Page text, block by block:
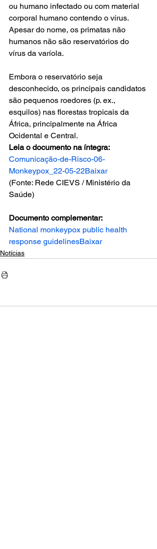
ou humano infectado ou com material
corporal humano contendo o vírus.
Apesar do nome, os primatas não
humanos não são reservatórios do
vírus da varíola.
Embora o reservatório seja
desconhecido, os principais candidatos
são pequenos roedores (p. ex.,
esquilos) nas florestas tropicais da
África, principalmente na África
Ocidental e Central.
Leia o documento na íntegra:
Comunicação-de-Risco-06-
Monkeypox_22-05-22Baixar
(Fonte: Rede CIEVS / Ministério da
Saúde)
Documento complementar:
National monkeypox public health
response guidelinesBaixar
Notícias